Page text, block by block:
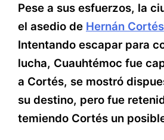
Pese a sus esfuerzos, la
el asedio de Hernán Cortés
Intentando escapar para
lucha, Cuauhtémoc fue
a Cortés, se mostró
su destino, pero fue
temiendo Cortés un